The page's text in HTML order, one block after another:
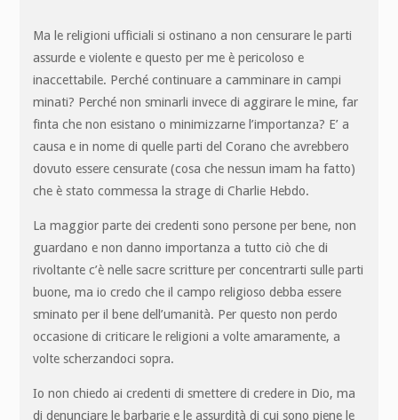
Ma le religioni ufficiali si ostinano a non censurare le parti
assurde e violente e questo per me è pericoloso e
inaccettabile. Perché continuare a camminare in campi
minati? Perché non sminarli invece di aggirare le mine, far
finta che non esistano o minimizzarne l’importanza? E’ a
causa e in nome di quelle parti del Corano che avrebbero
dovuto essere censurate (cosa che nessun imam ha fatto)
che è stato commessa la strage di Charlie Hebdo.
La maggior parte dei credenti sono persone per bene, non
guardano e non danno importanza a tutto ciò che di
rivoltante c’è nelle sacre scritture per concentrarti sulle parti
buone, ma io credo che il campo religioso debba essere
sminato per il bene dell’umanità. Per questo non perdo
occasione di criticare le religioni a volte amaramente, a
volte scherzandoci sopra.
Io non chiedo ai credenti di smettere di credere in Dio, ma
di denunciare le barbarie e le assurdità di cui sono piene le